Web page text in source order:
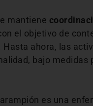
mantiene
el objetivo de
ahora, las
bajo medidas
es una